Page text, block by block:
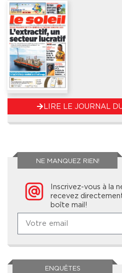
LIRE LE JOURNAL
NE MANQUEZ RIEN!
Inscrivez-vous à la
recevez
boîte mail!
ENQUÊTES